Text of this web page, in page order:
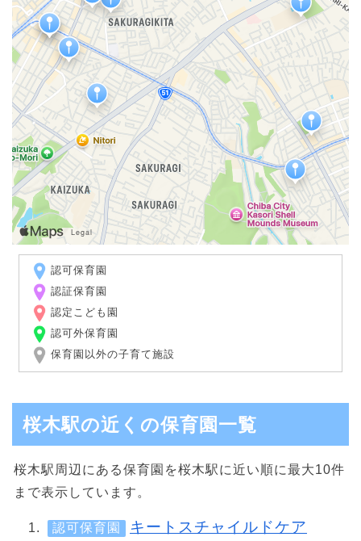
認可保育園
認証保育園
認定こども園
認可外保育園
保育園以外の子育て施設
桜木駅の近くの保育園一覧
桜木駅周辺にある保育園を桜木駅に近い順に最大10件
まで表示しています。
認可保育園
キートスチャイルドケア